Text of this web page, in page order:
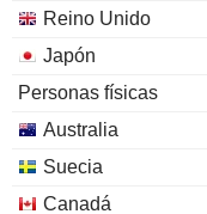
Reino Unido
Japón
Personas físicas
Australia
Suecia
Canadá